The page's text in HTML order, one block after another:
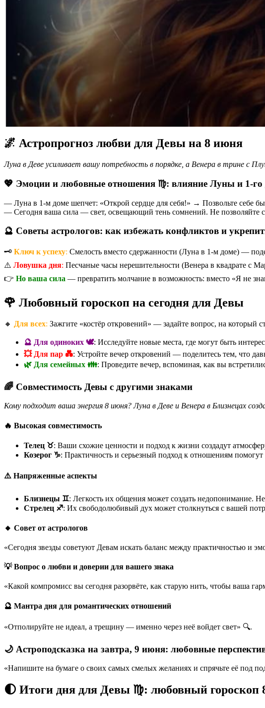
🌌 Астропрогноз любви для Девы на 8 июня
Луна в Деве усиливает вашу потребность в порядке, а Венера в трине с
💖 Эмоции и любовные отношения ♍️: влияние Луны и 1-го
— Луна в 1-м доме шепчет: «Открой сердце для себя!» → Позвольте себе
— Сегодня ваша сила — свет, освещающий тень сомнений. Не позволяйте
🔮 Советы астрологов: как избежать конфликтов и
🗝️ Ключ к успеху: Смелость вместо сдержанности (Луна в 1-м доме) —
⚠️ Ловушка дня: Песчаные часы нерешительности (Венера в квадрате с
👉 Но ваша сила — превратить молчание в возможность: вместо «Я не
🌹 Любовный гороскоп на сегодня для Девы
🔸 Для всех: Зажгите «костёр откровений» — задайте вопрос, на который
🔮 Для одиноких 🕊️: Исследуйте новые места, где могут быть
💥 Для пар 💑: Устройте вечер откровений — поделитесь тем, что
🌿 Для семейных 👪: Проведите вечер, вспоминая, как вы
🌈 Совместимость Девы с другими знаками
Кому подходит ваша энергия 8 июня? Луна в Деве и Венера в Близнецах
🔥 Высокая совместимость
Телец ♉: Ваши схожие ценности и подход к жизни создадут
Козерог ♑: Практичность и серьезный подход к отношениям
⚠️ Напряженные аспекты
Близнецы ♊: Легкость их общения может создать недопонимание.
Стрелец ♐: Их свободолюбивый дух может столкнуться с вашей
🔸 Совет от астрологов
«Сегодня звезды советуют Девам искать баланс между практичностью и
💡 Вопрос о любви и доверии для вашего знака
«Какой компромисс вы сегодня разорвёте, как старую нить, чтобы ваша
🔮 Мантра дня для романтических отношений
«Отполируйте не идеал, а трещину — именно через неё войдет свет» 🔍.
🌙 Астроподсказка на завтра, 9 июня: любовные
«Напишите на бумаге о своих самых смелых желаниях и спрячьте её под
🌓 Итоги дня для Девы ♍: любовный гороскоп